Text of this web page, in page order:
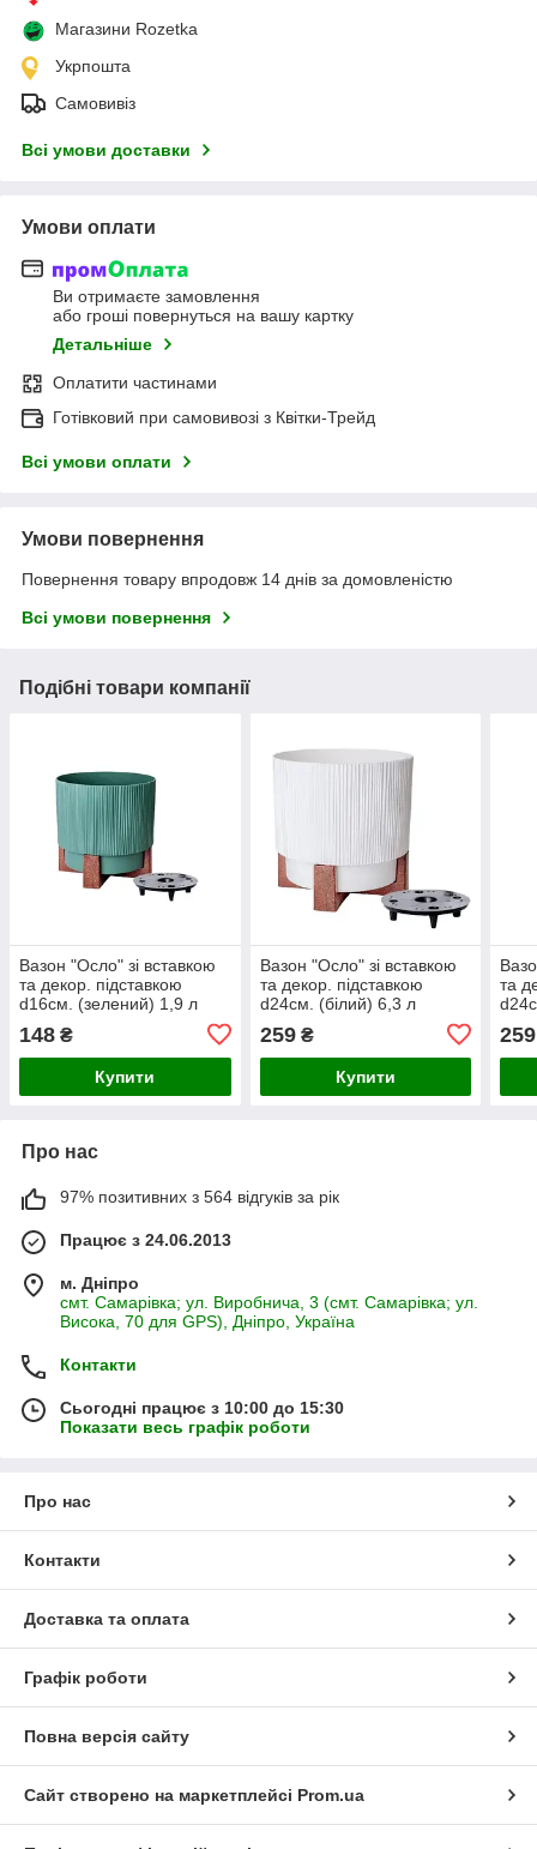
Магазини Rozetka
Укрпошта
Самовивіз
Всі умови доставки
Умови оплати
Ви отримаєте замовлення
або гроші повернуться на вашу картку
Детальніше
Оплатити частинами
Готівковий при самовивозі з Квітки-Трейд
Всі умови оплати
Умови повернення
Повернення товару впродовж 14 днів за домовленістю
Всі умови повернення
Подібні товари компанії
Вазон "Осло" зі вставкою
та декор. підставкою
d16см. (зелений) 1,9 л
148 ₴
Купити
Вазон "Осло" зі вставкою
та декор. підставкою
d24см. (білий) 6,3 л
259₴
Купити
та
259
Про нас
97% позитивних з 564 відгуків за рік
Працює з 24.06.2013
м. Дніпро
смт. Самарівка; ул. Виробнича, 3 (смт. Самарівка; ул.
Висока, 70 для GPS), Дніпро, Україна
Контакти
Сьогодні працює з 10:00 до 15:30
Показати весь графік роботи
Про нас
Контакти
Доставка та оплата
Графік роботи
Повна версія сайту
Сайт створено на маркетплейсі Prom.ua